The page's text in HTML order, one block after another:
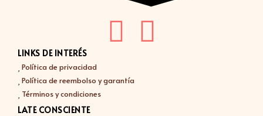
LINKS DE INTERÉS
Política de privacidad
Política de reembolso y garantía
Términos y condiciones
LATE CONSCIENTE